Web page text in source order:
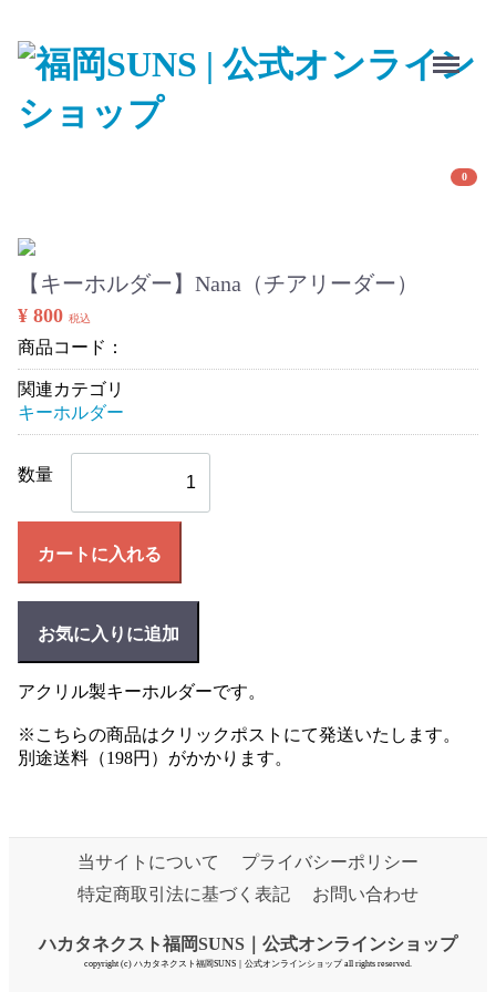
0
Menu
【キーホルダー】Nana（チアリーダー）
¥ 800 税込
商品コード：
関連カテゴリ
キーホルダー
数量
カートに入れる
お気に入りに追加
アクリル製キーホルダーです。
※こちらの商品はクリックポストにて発送いたします。
別途送料（198円）がかかります。
当サイトについて
プライバシーポリシー
特定商取引法に基づく表記
お問い合わせ
ハカタネクスト福岡SUNS｜公式オンラインショップ
copyright (c) ハカタネクスト福岡SUNS｜公式オンラインショップ all rights reserved.